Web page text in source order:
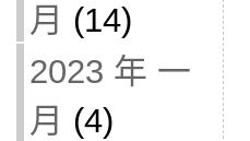
月 (14)
2023 年 一
月 (4)